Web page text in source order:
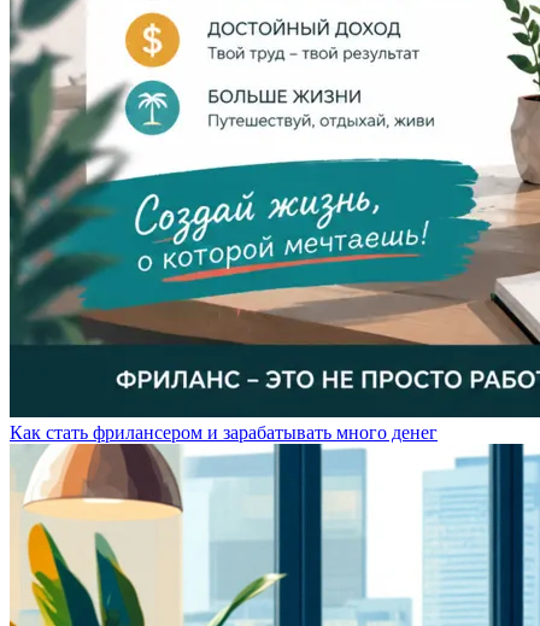
Как стать фрилансером и зарабатывать много денег